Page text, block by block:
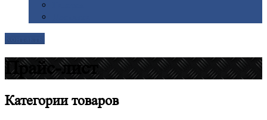
Прайс-лист
Категориитоваров